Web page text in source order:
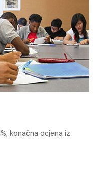
konačna ocjena iz